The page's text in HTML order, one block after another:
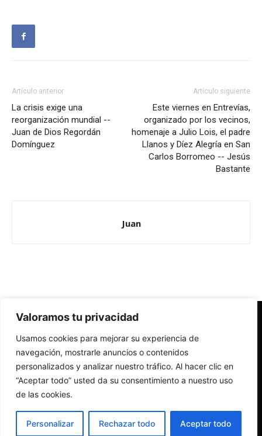
Valoramos tu privacidad
Usamos cookies para mejorar su experiencia de
navegación, mostrarle anuncios o contenidos
personalizados y analizar nuestro tráfico. Al hacer clic en
“Aceptar todo” usted da su consentimiento a nuestro uso
de las cookies.
Personalizar Rechazar todo Aceptar todo
Artículo anterior
La crisis exige una
reorganización mundial --
Juan de Dios Regordán
Domínguez
Artículo siguiente
Este viernes en Entrevías,
organizado por los vecinos,
homenaje a Julio Lois, el padre
Llanos y Díez Alegría en San
Carlos Borromeo -- Jesús
Bastante
Juan
Redes Cristianas
Una mirada alternativa sobre la Iglesia católica y la sociedad
- Colectivos de Redes Cristianas